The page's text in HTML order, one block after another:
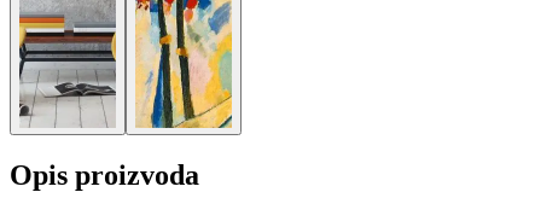
Opis proizvoda